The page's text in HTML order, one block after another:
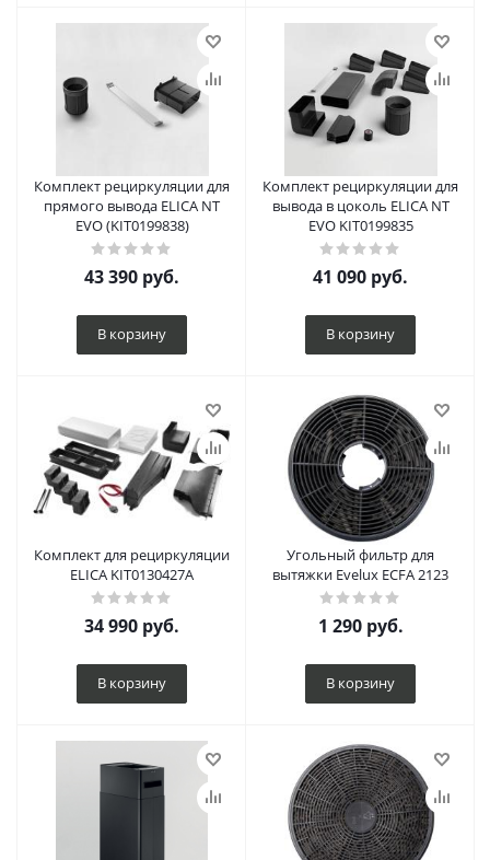
Комплект рециркуляции для
прямого вывода ELICA NT
EVO (KIT0199838)
43 390 руб.
В корзину
Комплект рециркуляции для
вывода в цоколь ELICA NT
EVO KIT0199835
41 090 руб.
В корзину
Комплект для рециркуляции
ELICA KIT0130427A
34 990 руб.
В корзину
Угольный фильтр для
вытяжки Evelux ECFA 2123
1 290руб.
В корзину